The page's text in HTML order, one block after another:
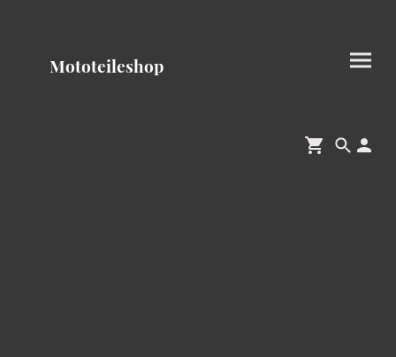
Mototeileshop